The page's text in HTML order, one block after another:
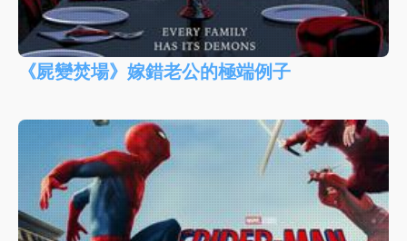
《屍變焚場》嫁錯老公的極端例子